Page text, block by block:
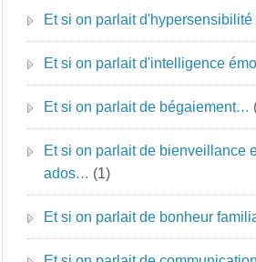
Et si on parlait
Et si on parlait d'intelligence
Et si on parlait de bégaiement…
Et si on parlait de bienveillance
ados… (1)
Et si on parlait de bonheur